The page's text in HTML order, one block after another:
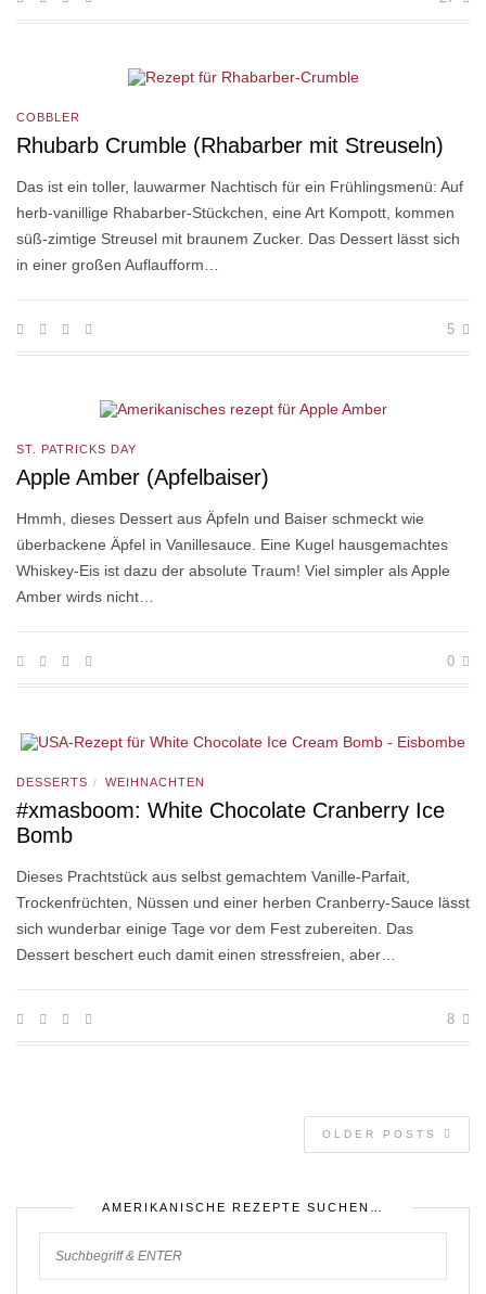
COBBLER
Rhubarb Crumble (Rhabarber mit Streuseln)
Das ist ein toller, lauwarmer Nachtisch für ein Frühlingsmenü: Auf
herb-vanillige Rhabarber-Stückchen, eine Art Kompott, kommen
süß-zimtige Streusel mit braunem Zucker. Das Dessert lässt sich
in einer großen Auflaufform…
5
ST. PATRICKS DAY
Apple Amber (Apfelbaiser)
Hmmh, dieses Dessert aus Äpfeln und Baiser schmeckt wie
überbackene Äpfel in Vanillesauce. Eine Kugel hausgemachtes
Whiskey-Eis ist dazu der absolute Traum! Viel simpler als Apple
Amber wirds nicht…
0
DESSERTS / WEIHNACHTEN
#xmasboom: White Chocolate Cranberry Ice
Bomb
Dieses Prachtstück aus selbst gemachtem Vanille-Parfait,
Trockenfrüchten, Nüssen und einer herben Cranberry-Sauce lässt
sich wunderbar einige Tage vor dem Fest zubereiten. Das
Dessert beschert euch damit einen stressfreien, aber…
8
OLDER POSTS
AMERIKANISCHE REZEPTE SUCHEN…